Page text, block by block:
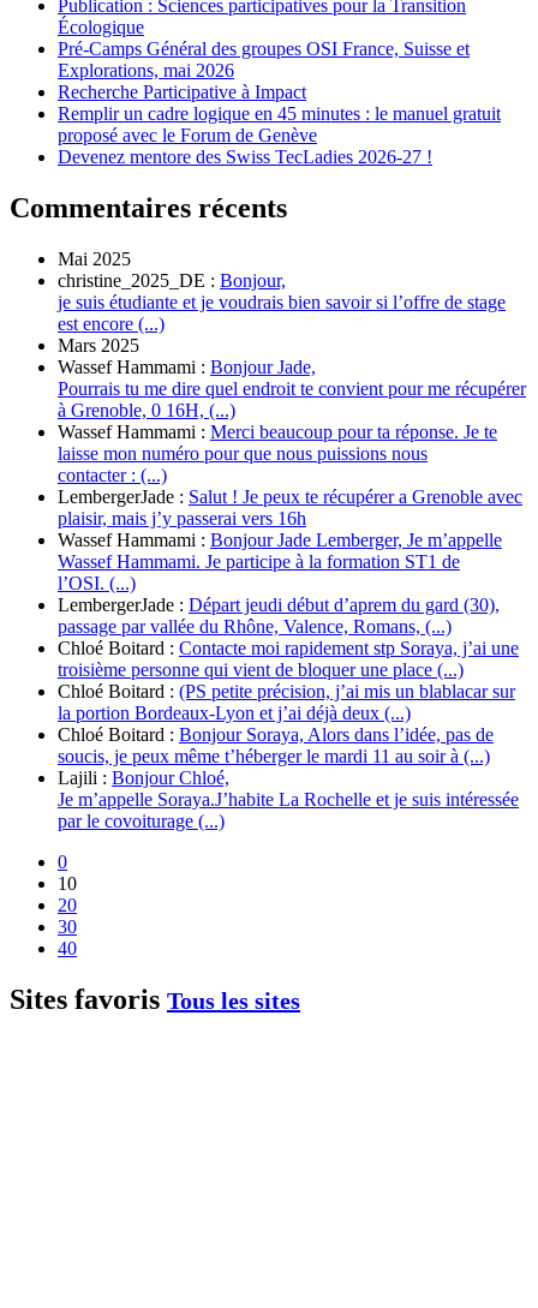
Publication : Sciences participatives pour la Transition
Écologique
Pré-Camps Général des groupes OSI France, Suisse et
Explorations, mai 2026
Recherche Participative à Impact
Remplir un cadre logique en 45 minutes : le manuel gratuit
proposé avec le Forum de Genève
Devenez mentore des Swiss TecLadies 2026-27 !
Commentaires récents
Mai 2025
christine_2025_DE : Bonjour,
je suis étudiante et je voudrais bien savoir si l’offre de stage
est encore (...)
Mars 2025
Wassef Hammami : Bonjour Jade,
Pourrais tu me dire quel endroit te convient pour me récupérer
à Grenoble, 0 16H, (...)
Wassef Hammami : Merci beaucoup pour ta réponse. Je te
laisse mon numéro pour que nous puissions nous
contacter : (...)
LembergerJade : Salut ! Je peux te récupérer a Grenoble avec
plaisir, mais j’y passerai vers 16h
Wassef Hammami : Bonjour Jade Lemberger, Je m’appelle
Wassef Hammami. Je participe à la formation ST1 de
l’OSI. (...)
LembergerJade : Départ jeudi début d’aprem du gard (30),
passage par vallée du Rhône, Valence, Romans, (...)
Chloé Boitard : Contacte moi rapidement stp Soraya, j’ai une
troisième personne qui vient de bloquer une place (...)
Chloé Boitard : (PS petite précision, j’ai mis un blablacar sur
la portion Bordeaux-Lyon et j’ai déjà deux (...)
Chloé Boitard : Bonjour Soraya, Alors dans l’idée, pas de
soucis, je peux même t’héberger le mardi 11 au soir à (...)
Lajili : Bonjour Chloé,
Je m’appelle Soraya.J’habite La Rochelle et je suis intéressée
par le covoiturage (...)
0
10
20
30
40
Sites favoris Tous les sites